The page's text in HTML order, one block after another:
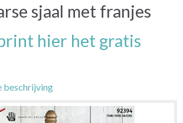
sjaal met franjes
hier het gratis
beschrijving